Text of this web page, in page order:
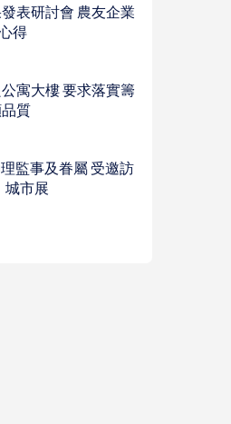
表研討會 農友企業
得
寓大樓 要求落實籌
質
監事及眷屬 受邀訪
城市展